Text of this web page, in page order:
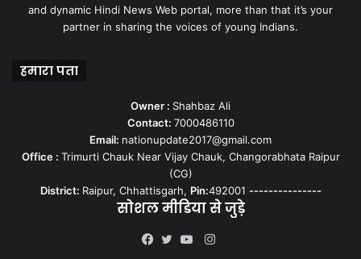
and dynamic Hindi News Web portal, more than that it’s your
partner in sharing the voices of young Indians.
हमारा पता
Owner : Shahbaz Ali
Contact: 7000486110
Email: nationupdate2017@gmail.com
Office : Trimurti Chauk Near Vijay Chauk, Changorabhata Raipur
(CG)
District: Raipur, Chhattisgarh, Pin:492001 ---------------
सोशल मीडिया से जुड़े
Instagram